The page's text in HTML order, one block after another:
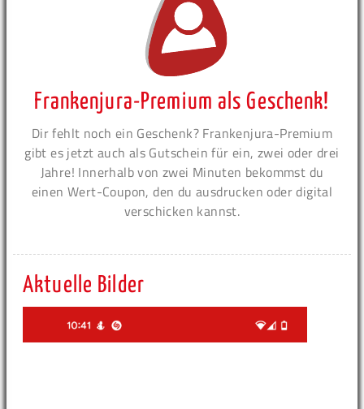
Frankenjura-Premium als Geschenk!
Dir fehlt noch ein Geschenk? Frankenjura-Premium
gibt es jetzt auch als Gutschein für ein, zwei oder drei
Jahre! Innerhalb von zwei Minuten bekommst du
einen Wert-Coupon, den du ausdrucken oder digital
verschicken kannst.
Aktuelle Bilder